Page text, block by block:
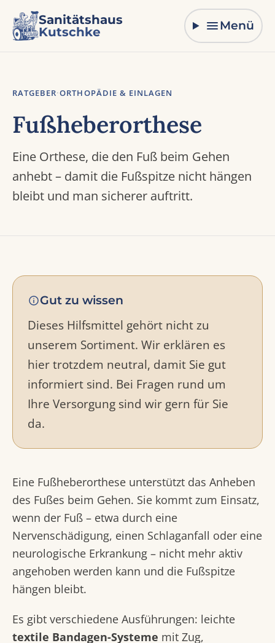
Zum Inhalt springen
Sanitätshaus
Kutschke
Menü
RATGEBER·ORTHOPÄDIE & EINLAGEN
Fußheberorthese
Eine Orthese, die den Fuß beim Gehen
anhebt – damit die Fußspitze nicht hängen
bleibt und man sicherer auftritt.
Gut zu wissen
Dieses Hilfsmittel gehört nicht zu
unserem Sortiment. Wir erklären es
hier trotzdem neutral, damit Sie gut
informiert sind. Bei Fragen rund um
Ihre Versorgung sind wir gern für Sie
da.
Eine Fußheberorthese unterstützt das Anheben
des Fußes beim Gehen. Sie kommt zum Einsatz,
wenn der Fuß – etwa durch eine
Nervenschädigung, einen Schlaganfall oder eine
neurologische Erkrankung – nicht mehr aktiv
angehoben werden kann und die Fußspitze
hängen bleibt.
Es gibt verschiedene Ausführungen: leichte
textile Bandagen-Systeme mit Zug,